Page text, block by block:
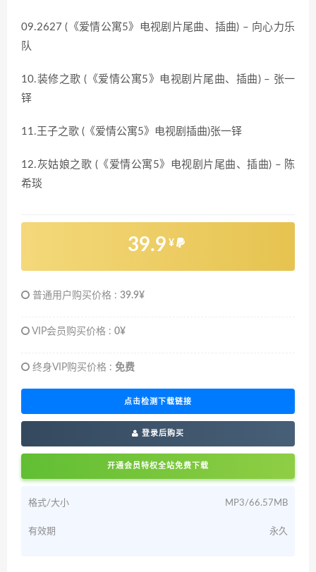
09.2627 (《爱情公寓5》电视剧片尾曲、插曲) – 向心力乐
队
10.装修之歌 (《爱情公寓5》电视剧片尾曲、插曲) – 张一
铎
11.王子之歌 (《爱情公寓5》电视剧插曲)张一铎
12.灰姑娘之歌 (《爱情公寓5》电视剧片尾曲、插曲) – 陈
希琰
39.9 ¥
普通用户购买价格 : 39.9¥
VIP会员购买价格 : 0¥
终身VIP购买价格 : 免费
点击检测下载链接
登录后购买
开通会员特权全站免费下载
格式/大小 MP3/66.57MB
有效期 永久